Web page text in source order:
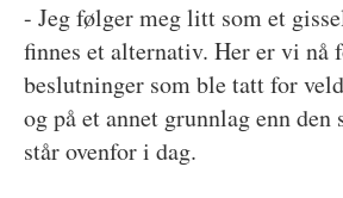
- Jeg følger meg litt som et
finnes et alternativ. Her er vi
beslutninger som ble tatt for
og på et annet grunnlag enn den
står ovenfor i dag.